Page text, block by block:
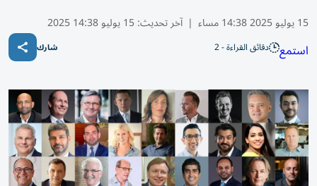
15 يوليو 2025 14:38 مساء | آخر تحديث:15 يوليو 14:38 2025
استمع دقائق القراءة - 2 شارك